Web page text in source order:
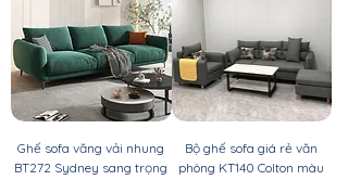
Ghế sofa văng vải nhung
BT272 Sydney sang trọng
Bộ ghế sofa giá rẻ văn
phòng KT140 Colton màu